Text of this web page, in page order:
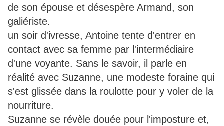
de son épouse et désespère Armand, son
galiériste.
un soir d'ivresse, Antoine tente d'entrer en
contact avec sa femme par l'intermédiaire
d'une voyante. Sans le savoir, il parle en
réalité avec Suzanne, une modeste foraine qui
s'est glissée dans la roulotte pour y voler de la
nourriture.
Suzanne se révèle douée pour l'imposture et,